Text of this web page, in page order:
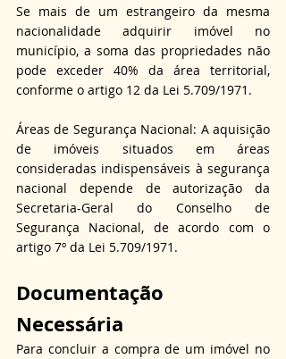
Se mais de um estrangeiro da mesma
nacionalidade adquirir imóvel no
município, a soma das propriedades não
pode exceder 40% da área territorial,
conforme o artigo 12 da Lei 5.709/1971.
Áreas de Segurança Nacional: A aquisição
de imóveis situados em áreas
consideradas indispensáveis à segurança
nacional depende de autorização da
Secretaria-Geral do Conselho de
Segurança Nacional, de acordo com o
artigo 7º da Lei 5.709/1971.
Documentação
Necessária
Para concluir a compra de um imóvel no